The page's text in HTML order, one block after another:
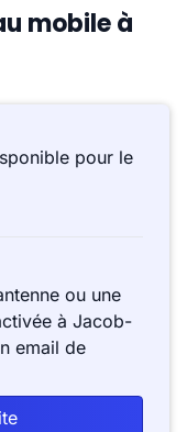
mobile à
pour le
ou une
à Jacob-
email de